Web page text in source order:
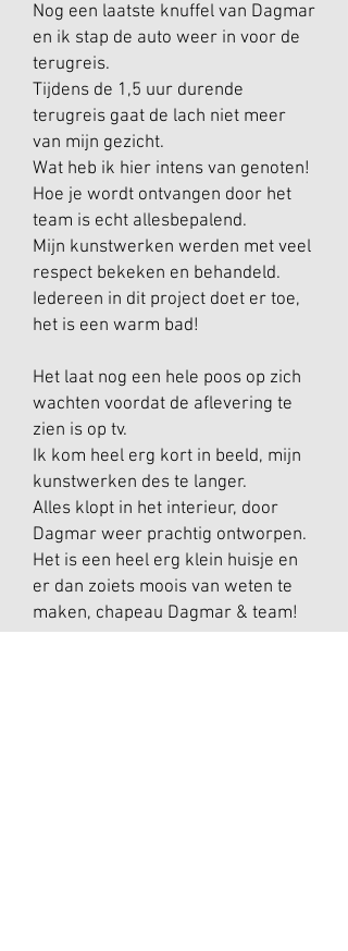
Nog een laatste knuffel van Dagmar
en ik stap de auto weer in voor de
terugreis.
Tijdens de 1,5 uur durende
terugreis gaat de lach niet meer
van mijn gezicht.
Wat heb ik hier intens van genoten!
Hoe je wordt ontvangen door het
team is echt allesbepalend.
Mijn kunstwerken werden met veel
respect bekeken en behandeld.
Iedereen in dit project doet er toe,
het is een warm bad!
Het laat nog een hele poos op zich
wachten voordat de aflevering te
zien is op tv.
Ik kom heel erg kort in beeld, mijn
kunstwerken des te langer.
Alles klopt in het interieur, door
Dagmar weer prachtig ontworpen.
Het is een heel erg klein huisje en
er dan zoiets moois van weten te
maken, chapeau Dagmar & team!